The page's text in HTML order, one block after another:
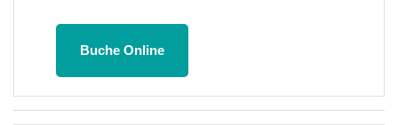
Buche Online